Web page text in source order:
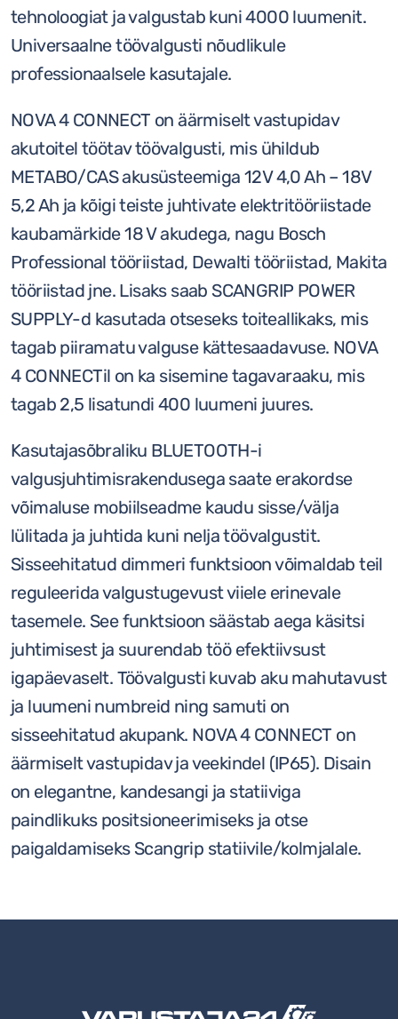
tehnoloogiat ja valgustab kuni 4000 luumenit.
Universaalne töövalgusti nõudlikule
professionaalsele kasutajale.
NOVA 4 CONNECT on äärmiselt vastupidav
akutoitel töötav töövalgusti, mis ühildub
METABO/CAS akusüsteemiga 12V 4,0 Ah – 18V
5,2 Ah ja kõigi teiste juhtivate elektritööriistade
kaubamärkide 18 V akudega, nagu Bosch
Professional tööriistad, Dewalti tööriistad, Makita
tööriistad jne. Lisaks saab SCANGRIP POWER
SUPPLY-d kasutada otseseks toiteallikaks, mis
tagab piiramatu valguse kättesaadavuse. NOVA
4 CONNECTil on ka sisemine tagavaraaku, mis
tagab 2,5 lisatundi 400 luumeni juures.
Kasutajasõbraliku BLUETOOTH-i
valgusjuhtimisrakendusega saate erakordse
võimaluse mobiilseadme kaudu sisse/välja
lülitada ja juhtida kuni nelja töövalgustit.
Sisseehitatud dimmeri funktsioon võimaldab teil
reguleerida valgustugevust viiele erinevale
tasemele. See funktsioon säästab aega käsitsi
juhtimisest ja suurendab töö efektiivsust
igapäevaselt. Töövalgusti kuvab aku mahutavust
ja luumeni numbreid ning samuti on
sisseehitatud akupank. NOVA 4 CONNECT on
äärmiselt vastupidav ja veekindel (IP65). Disain
on elegantne, kandesangi ja statiiviga
paindlikuks positsioneerimiseks ja otse
paigaldamiseks Scangrip statiivile/kolmjalale.